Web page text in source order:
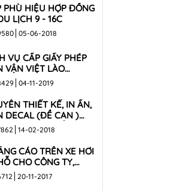
PHÙ HIỆU HỢP ĐỒNG
LỊCH 9 - 16C
05-06-2018
VỤ CẤP GIẤY PHÉP
VẬN VIỆT LÀO
CHÓNG , UY TÍN
QUỐC
04-11-2019
THIẾT KẾ, IN ẤN,
DECAL (ĐỀ CAN )
THÙNG XE TẢI CHO
TY
14-02-2018
CÁO TRÊN XE HƠI
CHO CÔNG TY,
NGHIỆP
20-11-2017